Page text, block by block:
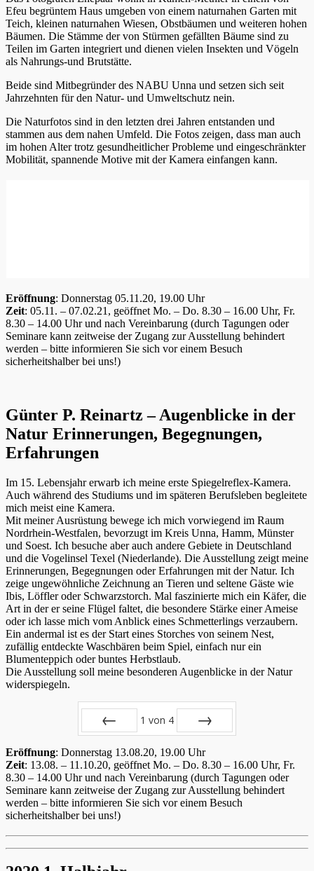
Efeu begrüntem Haus umgeben von einem naturnahen Garten mit
Teich, kleinen naturnahen Wiesen, Obstbäumen und weiteren hohen
Bäumen. Die Stämme der von Stürmen gefällten Bäume sind zu
Teilen im Garten integriert und dienen vielen Insekten und Vögeln
als Nahrungs-und Brutstätte.
Beide sind Mitbegründer des NABU Unna und setzen sich seit
Jahrzehnten für den Natur- und Umweltschutz nein.
Die Naturfotos sind in den letzten drei Jahren entstanden und
stammen aus dem nahen Umfeld. Die Fotos zeigen, dass man auch
im hohen Alter trotz gesundheitlicher Probleme und eingeschränkter
Mobilität, spannende Motive mit der Kamera einfangen kann.
Eröffnung: Donnerstag 05.11.20, 19.00 Uhr
Zeit: 05.11. – 07.02.21, geöffnet Mo. – Do. 8.30 – 16.00 Uhr, Fr.
8.30 – 14.00 Uhr und nach Vereinbarung (durch Tagungen oder
Seminare kann zeitweise der Zugang zur Ausstellung behindert
werden – bitte informieren Sie sich vor einem Besuch
sicherheitshalber bei uns!)
Günter P. Reinartz – Augenblicke in der
Natur Erinnerungen, Begegnungen,
Erfahrungen
Im 15. Lebensjahr erwarb ich meine erste Spiegelreflex-Kamera.
Auch während des Studiums und im späteren Berufsleben begleitete
mich meist eine Kamera.
Mit meiner Ausrüstung bewege ich mich vorwiegend im Raum
Nordrhein-Westfalen, bevorzugt im Kreis Unna, Hamm, Münster
und Soest. Ich besuche aber auch andere Gebiete in Deutschland
und die Vogelinsel Texel (Niederlande). Die Ausstellung zeigt meine
Erinnerungen, Begegnungen oder Erfahrungen mit der Natur. Ich
zeige ungewöhnliche Zeichnung an Tieren und seltene Gäste wie
Ibis, Löffler oder Schwarzstorch. Mal faszinierte mich ein Käfer, die
Art in der er seine Flügel faltet, die besondere Stärke einer Ameise
oder ich lasse mich vom Anblick eines Schmetterlings verzaubern.
Ein andermal ist es der Start eines Storches von seinem Nest,
zufällig entdeckte Waschbären beim Spiel, einfach nur ein
Blumenteppich oder buntes Herbstlaub.
Die Ausstellung soll meine besonderen Augenblicke in der Natur
widerspiegeln.
1 von 4
Eröffnung: Donnerstag 13.08.20, 19.00 Uhr
Zeit: 13.08. – 11.10.20, geöffnet Mo. – Do. 8.30 – 16.00 Uhr, Fr.
8.30 – 14.00 Uhr und nach Vereinbarung (durch Tagungen oder
Seminare kann zeitweise der Zugang zur Ausstellung behindert
werden – bitte informieren Sie sich vor einem Besuch
sicherheitshalber bei uns!)